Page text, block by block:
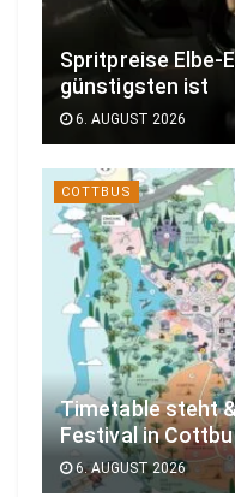
Spritpreise Elbe-
günstigsten ist
6. AUGUST 2026
COTTBUS
Timetable steht
Festival in
6. AUGUST 2026